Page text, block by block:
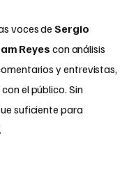
voces deSergio
Reyes con análisis
y entrevistas,
el público. Sin
suficiente para